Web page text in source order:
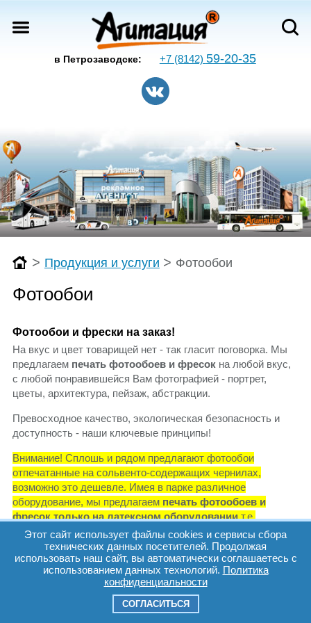
в Петрозаводске: +7 (8142) 59-20-35
> Продукция и услуги > Фотообои
Фотообои
Фотообои и фрески на заказ!
На вкус и цвет товарищей нет - так гласит поговорка. Мы
предлагаем печать фотообоев и фресок на любой вкус,
с любой понравившейся Вам фотографией - портрет,
цветы, архитектура, пейзаж, абстракции.
Превосходное качество, экологическая безопасность и
доступность - наши ключевые принципы!
Внимание! Сплошь и рядом предлагают фотообои
отпечатанные на сольвенто-содержащих чернилах,
возможно это дешевле. Имея в парке различное
оборудование, мы предлагаем печать фотообоев и
фресок только на латексном оборудованиит.е.
латексными чернилами, которые абсолютно безопасны
для человека.
Мы с уверенностью отпечатаемфотообои в детскую
кухню. спальню, гостиную, офис!
Этот сайт использует файлы cookies и сервисы сбора
технических данных посетителей. Продолжая
использовать наш сайт, вы автоматически соглашаетесь с
использованием данных технологий. Политика
конфиденциальности
СОГЛАСИТЬСЯ